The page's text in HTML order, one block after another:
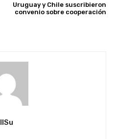
Uruguay y Chile suscribieron
convenio sobre cooperación
IlSu